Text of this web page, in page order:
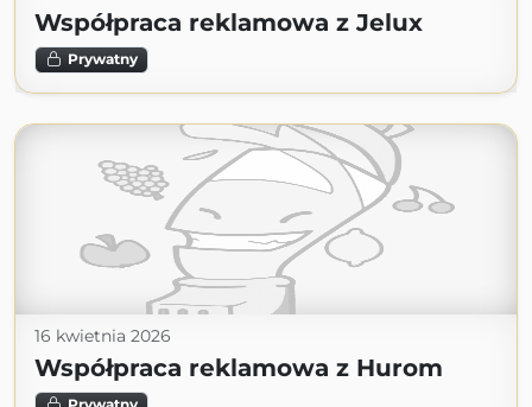
Współpraca reklamowa z Jelux
Prywatny
16 kwietnia 2026
Współpraca reklamowa z Hurom